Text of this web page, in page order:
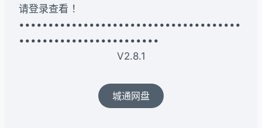
请登录查看 ！
••••••••••••••••••••••••••••••••••••••
••••••••••••••••••••••••
V2.8.1
城通网盘